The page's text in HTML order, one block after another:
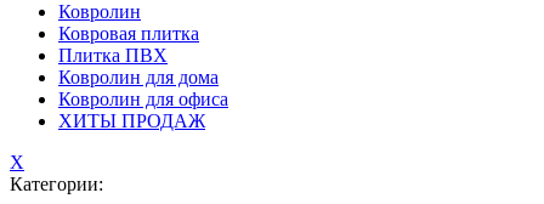
Ковролин
Ковровая плитка
Плитка ПВХ
Ковролин для дома
Ковролин для офиса
ХИТЫ ПРОДАЖ
X
Категории: